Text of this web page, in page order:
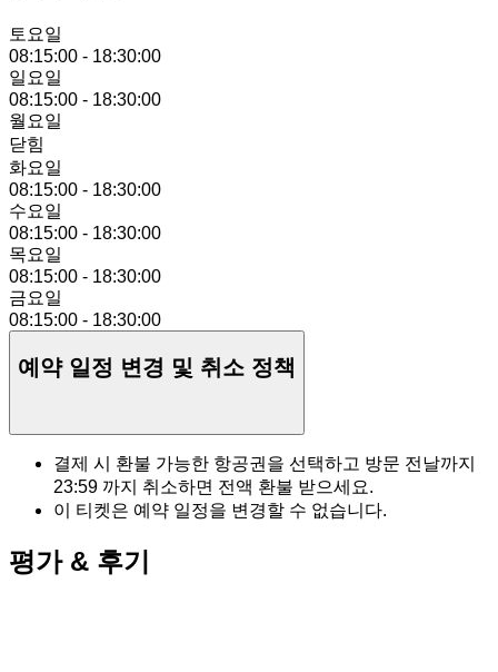
토요일
08:15:00 - 18:30:00
일요일
08:15:00 - 18:30:00
월요일
닫힘
화요일
08:15:00 - 18:30:00
수요일
08:15:00 - 18:30:00
목요일
08:15:00 - 18:30:00
금요일
08:15:00 - 18:30:00
예약 일정 변경 및 취소 정책
결제 시 환불 가능한 항공권을 선택하고 방문 전날까지
23:59 까지 취소하면 전액 환불 받으세요.
이 티켓은 예약 일정을 변경할 수 없습니다.
평가 & 후기